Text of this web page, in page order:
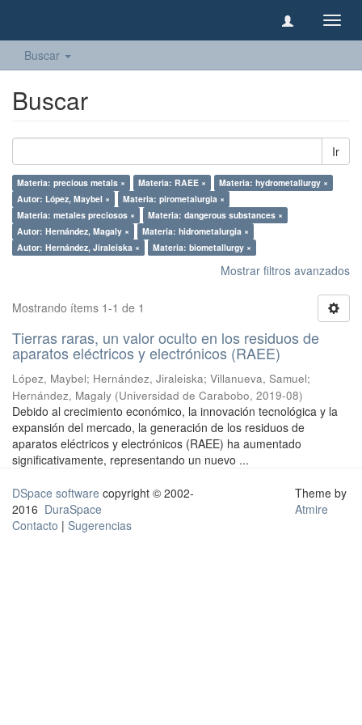
Buscar
Buscar
Ir
Materia: precious metals × Materia: RAEE ×
Materia: hydrometallurgy ×
Autor: López, Maybel ×
Materia: pirometalurgia ×
Materia: metales preciosos ×
Materia: dangerous substances ×
Autor: Hernández, Magaly ×
Materia: hidrometalurgia ×
Autor: Hernández, Jiraleiska ×
Materia: biometallurgy ×
Mostrar filtros avanzados
Mostrando ítems 1-1 de 1
Tierras raras, un valor oculto en los residuos de
aparatos eléctricos y electrónicos (RAEE)
López, Maybel; Hernández, Jiraleiska; Villanueva, Samuel;
Hernández, Magaly (Universidad de Carabobo, 2019-08)
Debido al crecimiento económico, la innovación tecnológica y la
expansión del mercado, la generación de los residuos de
aparatos eléctricos y electrónicos (RAEE) ha aumentado
significativamente, representando un nuevo ...
DSpace software copyright © 2002-
2016 DuraSpace
Contacto | Sugerencias
Theme by
Atmire